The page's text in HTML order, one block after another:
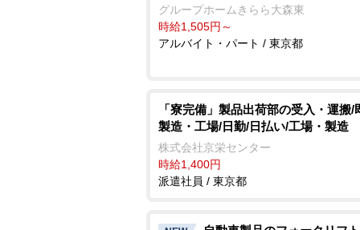
グループホームきらら大森東
時給1,505円～
アルバイト・パート / 東京都
「寮完備」製品出荷部の受入・運搬/
製造・工場/日勤/日払い/工場・製造
株式会社京栄センター
時給1,400円
派遣社員 / 東京都